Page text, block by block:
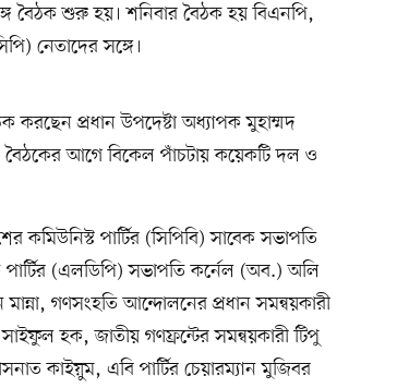
বৈঠক শুরু হয়। শনিবার বৈঠক হয় বিএনপি,
নেতাদের সঙ্গে।
করছেন প্রধান উপদেষ্টা অধ্যাপক মুহাম্মদ
আগে বিকেল পাঁচটায় কয়েকটি দল ও
কমিউনিস্ট পার্টির (সিপিবি) সাবেক সভাপতি
(এলডিপি) সভাপতি কর্নেল (অব.) অলি
গণসংহতি আন্দোলনের প্রধান সমন্বয়কারী
সাইফুল হক, জাতীয় গণফ্রন্টের সমন্বয়কারী টিপু
কাইয়ুম, এবি পার্টির চেয়ারম্যান মুজিবর